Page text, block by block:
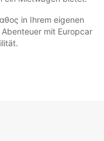
in Ihrem eigenen
mit Europcar